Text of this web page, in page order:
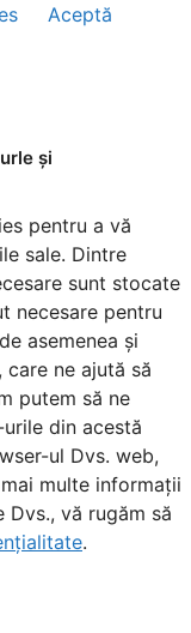
Aceptă
și
pentru a vă
sale. Dintre
sunt stocate
necesare pentru
asemenea și
ne ajută să
putem să ne
din acestă
ul Dvs. web,
multe informații
vă rugăm să
.